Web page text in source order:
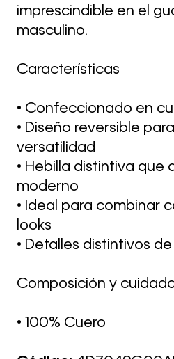
imprescindible en el
masculino.
Características
• Confeccionado en
• Diseño reversible
versatilidad
• Hebilla distintiva que
moderno
• Ideal para combinar
looks
• Detalles distintivos
Composición y
• 100% Cuero